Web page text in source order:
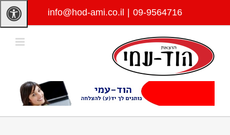
09-9564716
|
info@hod-ami.co.il